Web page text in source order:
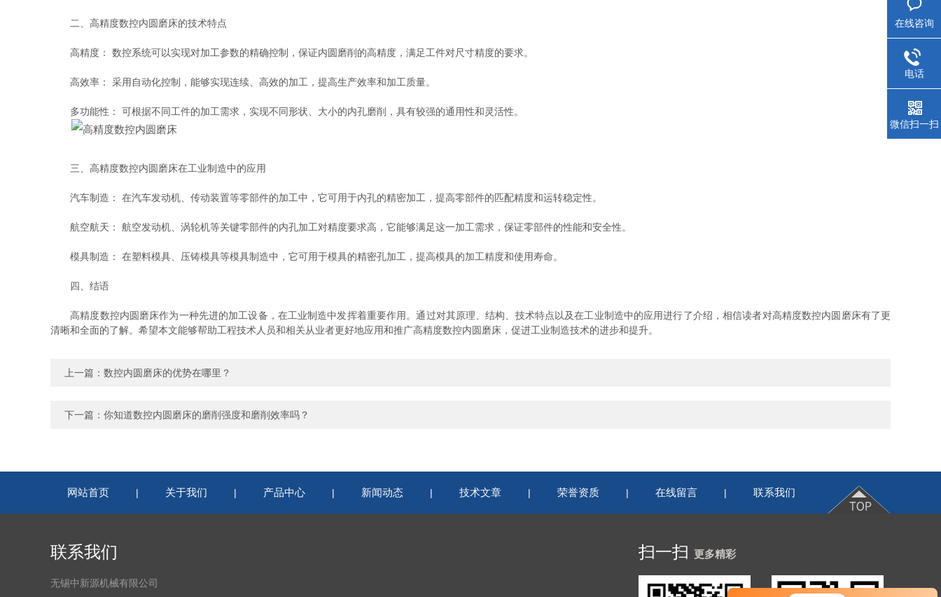
二、高精度数控内圆磨床的技术特点
高精度： 数控系统可以实现对加工参数的精确控制，保证内圆磨削的高精度，满足工件对尺寸精度的要求。
高效率： 采用自动化控制，能够实现连续、高效的加工，提高生产效率和加工质量。
多功能性： 可根据不同工件的加工需求，实现不同形状、大小的内孔磨削，具有较强的通用性和灵活性。
三、高精度数控内圆磨床在工业制造中的应用
汽车制造： 在汽车发动机、传动装置等零部件的加工中，它可用于内孔的精密加工，提高零部件的匹配精度和运转稳定性。
航空航天： 航空发动机、涡轮机等关键零部件的内孔加工对精度要求高，它能够满足这一加工需求，保证零部件的性能和安全性。
模具制造： 在塑料模具、压铸模具等模具制造中，它可用于模具的精密孔加工，提高模具的加工精度和使用寿命。
四、结语
高精度数控内圆磨床作为一种先进的加工设备，在工业制造中发挥着重要作用。通过对其原理、结构、技术特点以及在工业制造中的应用进行了介绍，相信读者对高精度数控内圆磨床有了更
清晰和全面的了解。希望本文能够帮助工程技术人员和相关从业者更好地应用和推广高精度数控内圆磨床，促进工业制造技术的进步和提升。
上一篇： 数控内圆磨床的优势在哪里？
下一篇： 你知道数控内圆磨床的磨削强度和磨削效率吗？
网站首页 | 关于我们 | 产品中心 | 新闻动态 | 技术文章 | 荣誉资质 | 在线留言 | 联系我们
联系我们
无锡中新源机械有限公司
扫一扫 更多精彩
在线咨询
电话
微信扫一扫